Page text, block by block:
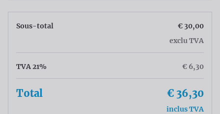
Sous-total
€ 30,00
exclu TVA
TVA 21% € 6,30
Total € 36,30
inclus TVA